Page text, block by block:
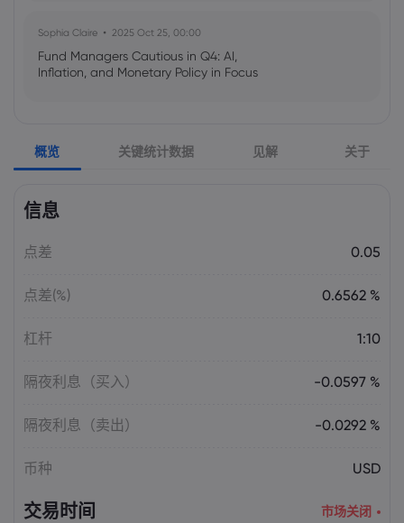
Sophia Claire 2025 Oct 25, 00:00
Fund Managers Cautious in Q4: AI,
Inflation, and Monetary Policy in Focus
US Government Shutdown Threatens
October Inflation Data Release
US-EU Relations: Russia Sanctions Unite
Emma Rose
Overheating, U.S. Trade Policy Risk
概览 关键统计数据 见解 关于
信息
点差 0.05
点差(%) 0.6562 %
杠杆 1:10
隔夜利息（买入） -0.0597 %
隔夜利息（卖出） -0.0292 %
币种 USD
交易时间 市场关闭